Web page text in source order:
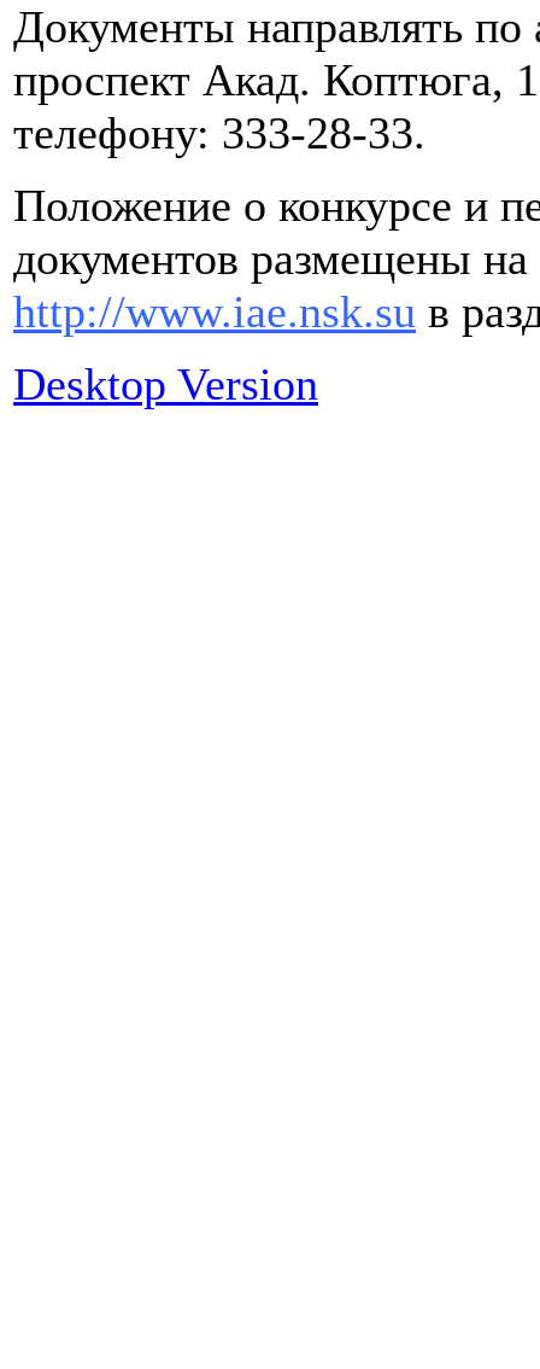
Документы направлять по
проспект Акад. Коптюга,
телефону: 333-28-33.
Положение о конкурсе и
документов размещены на
http://www.iae.nsk.su в
Desktop Version